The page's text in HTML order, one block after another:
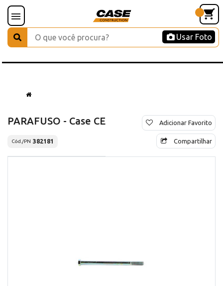
Usar Foto
PARAFUSO - Case CE
Cód./PN 382181
Adicionar Favorito
Compartilhar